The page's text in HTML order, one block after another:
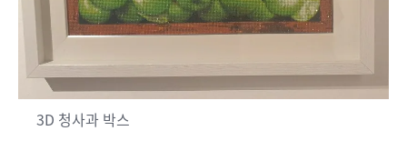
3D 청사과 박스